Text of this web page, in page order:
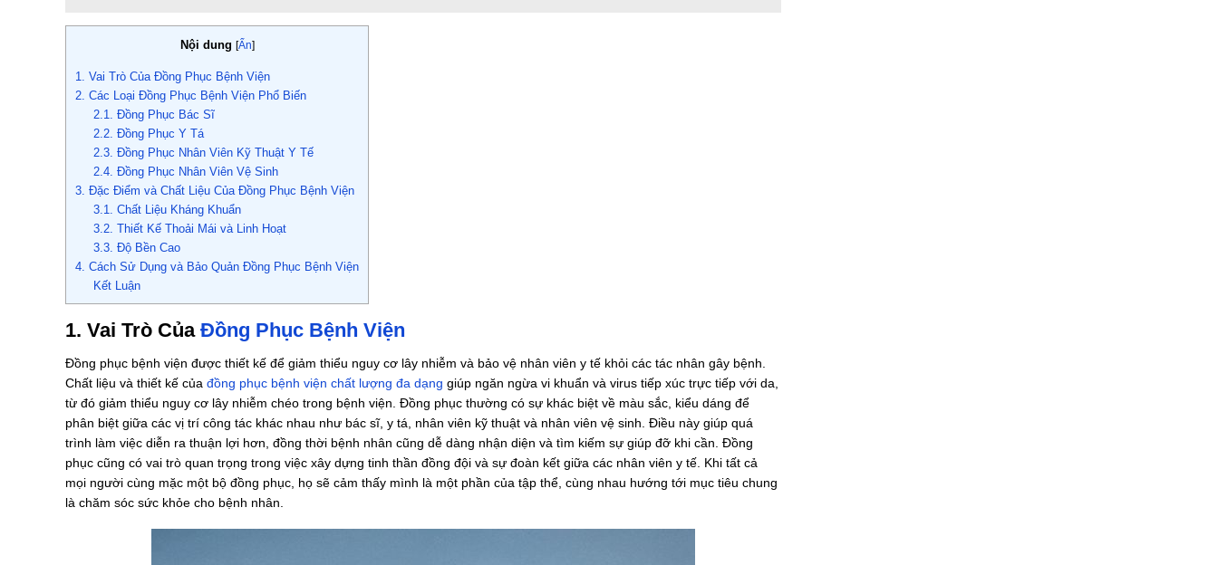
Nội dung [Ẩn]
1. Vai Trò Của Đồng Phục Bệnh Viện
2. Các Loại Đồng Phục Bệnh Viện Phổ Biến
2.1. Đồng Phục Bác Sĩ
2.2. Đồng Phục Y Tá
2.3. Đồng Phục Nhân Viên Kỹ Thuật Y Tế
2.4. Đồng Phục Nhân Viên Vệ Sinh
3. Đặc Điểm và Chất Liệu Của Đồng Phục Bệnh Viện
3.1. Chất Liệu Kháng Khuẩn
3.2. Thiết Kế Thoải Mái và Linh Hoạt
3.3. Độ Bền Cao
4. Cách Sử Dụng và Bảo Quản Đồng Phục Bệnh Viện
Kết Luận
1. Vai Trò Của Đồng Phục Bệnh Viện
Đồng phục bệnh viện được thiết kế để giảm thiểu nguy cơ lây nhiễm và bảo vệ nhân viên y tế khỏi các tác nhân gây bệnh.
Chất liệu và thiết kế của đồng phục bệnh viện chất lượng đa dạng giúp ngăn ngừa vi khuẩn và virus tiếp xúc trực tiếp với da,
từ đó giảm thiểu nguy cơ lây nhiễm chéo trong bệnh viện. Đồng phục thường có sự khác biệt về màu sắc, kiểu dáng để
phân biệt giữa các vị trí công tác khác nhau như bác sĩ, y tá, nhân viên kỹ thuật và nhân viên vệ sinh. Điều này giúp quá
trình làm việc diễn ra thuận lợi hơn, đồng thời bệnh nhân cũng dễ dàng nhận diện và tìm kiếm sự giúp đỡ khi cần. Đồng
phục cũng có vai trò quan trọng trong việc xây dựng tinh thần đồng đội và sự đoàn kết giữa các nhân viên y tế. Khi tất cả
mọi người cùng mặc một bộ đồng phục, họ sẽ cảm thấy mình là một phần của tập thể, cùng nhau hướng tới mục tiêu chung
là chăm sóc sức khỏe cho bệnh nhân.